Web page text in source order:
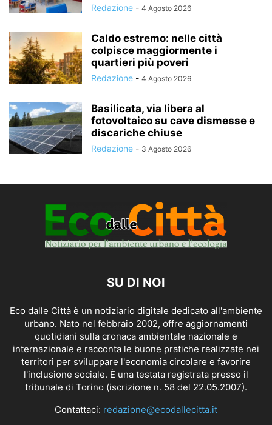
Redazione - 4 Agosto 2026
Caldo estremo: nelle città
colpisce maggiormente i
quartieri più poveri
Redazione - 4 Agosto 2026
Basilicata, via libera al
fotovoltaico su cave dismesse e
discariche chiuse
Redazione - 3 Agosto 2026
SU DI NOI
Eco dalle Città è un notiziario digitale dedicato all'ambiente
urbano. Nato nel febbraio 2002, offre aggiornamenti
quotidiani sulla cronaca ambientale nazionale e
internazionale e racconta le buone pratiche realizzate nei
territori per sviluppare l'economia circolare e favorire
l'inclusione sociale. È una testata registrata presso il
tribunale di Torino (iscrizione n. 58 del 22.05.2007).
Contattaci: redazione@ecodallecitta.it